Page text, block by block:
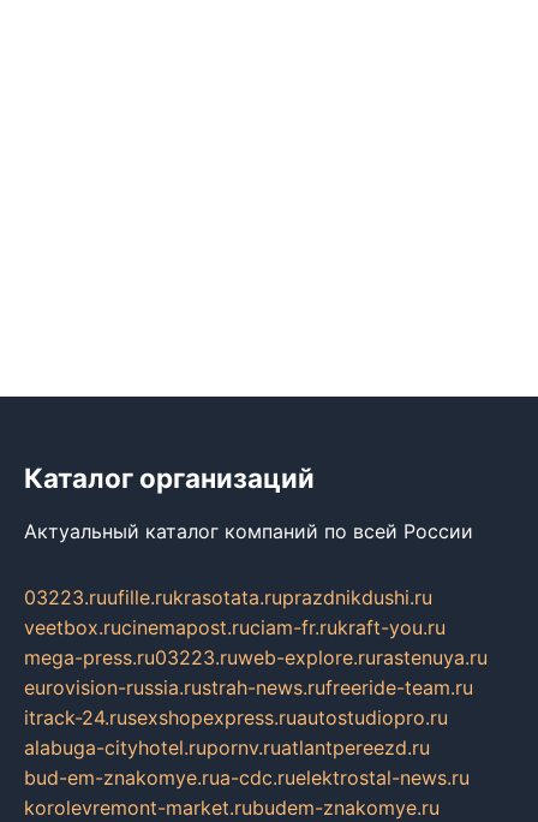
Каталог организаций
Актуальный каталог компаний по всей России
03223.ruufille.rukrasotata.ruprazdnikdushi.ru
veetbox.rucinemapost.ruciam-fr.rukraft-you.ru
mega-press.ru03223.ruweb-explore.rurastenuya.ru
eurovision-russia.rustrah-news.rufreeride-team.ru
itrack-24.rusexshopexpress.ruautostudiopro.ru
alabuga-cityhotel.rupornv.ruatlantpereezd.ru
bud-em-znakomye.rua-cdc.ruelektrostal-news.ru
korolevremont-market.rubudem-znakomye.ru